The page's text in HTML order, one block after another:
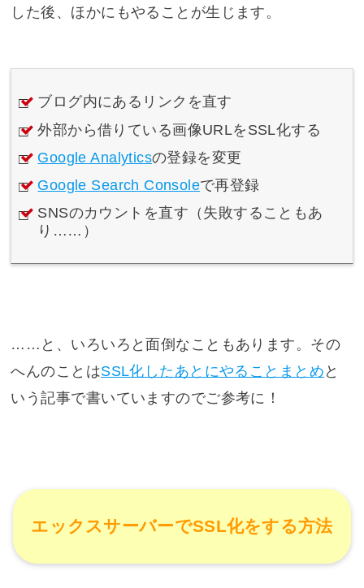
した後、ほかにもやることが生じます。
ブログ内にあるリンクを直す
外部から借りている画像URLをSSL化する
Google Analyticsの登録を変更
Google Search Consoleで再登録
SNSのカウントを直す（失敗することもあ
り……）
……と、いろいろと面倒なこともあります。その
へんのことはSSL化したあとにやることまとめ と
いう記事で書いていますのでご参考に！
エックスサーバーでSSL化をする方法